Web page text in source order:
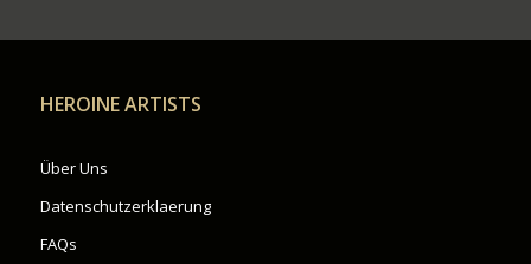
HEROINE ARTISTS
Über Uns
Datenschutzerklaerung
FAQs